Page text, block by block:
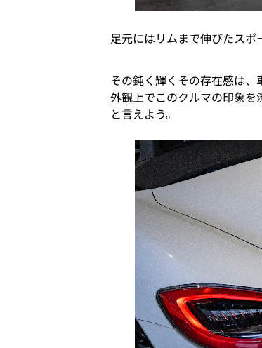
足元にはリムまで伸びたス
その鈍く輝くその存在感は、
外観上でこのクルマの印象を
と言えよう。